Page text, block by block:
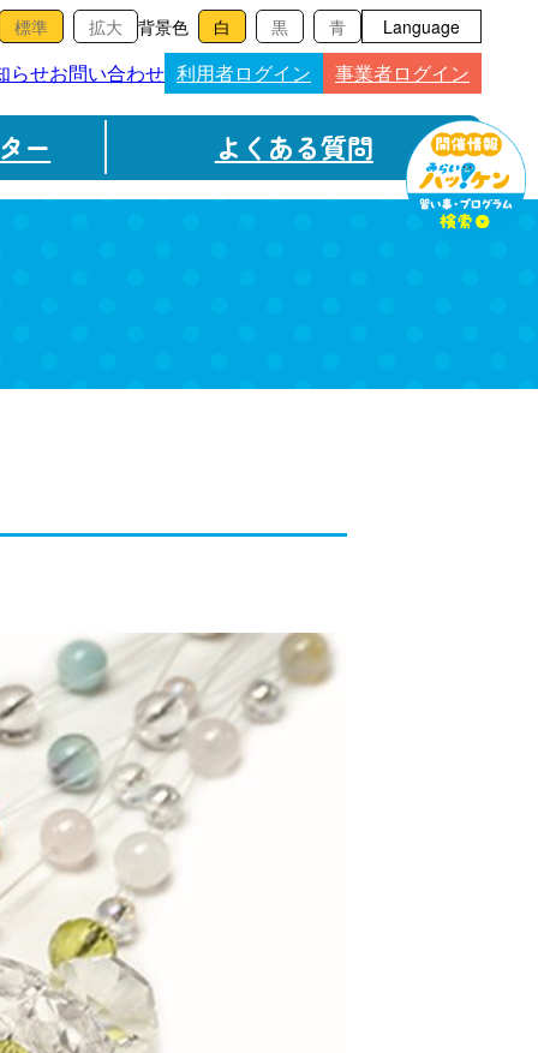
背景色 Language
らせお問い合わせ 利用者ログイン 事業者ログイン
ー よくある質問